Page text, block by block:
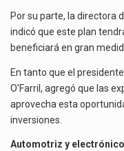
Por su parte, la directora
indicó que este plan
beneficiará en gran
En tanto que el
O’Farril, agregó que las
aprovecha esta
inversiones.
Automotriz y electrónico